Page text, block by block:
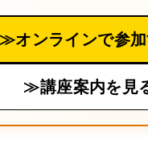
≫オンラインで参
≫講座案内を見